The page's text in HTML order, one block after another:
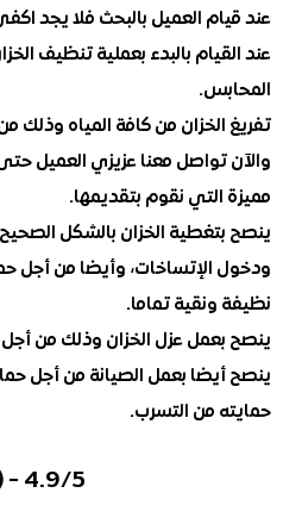
العميل بالبحث فلا يجد اكفئ ولا
بالبدء بعملية تنظيف الخزان
من كافة المياه وذلك من أجل
معنا عزيزي العميل حتى
نقوم بتقديمها.
الخزان بالشكل الصحيح وذلك
وأيضا من أجل حماية
تماما.
عزل الخزان وذلك من أجل حمايته
بعمل الصيانة من أجل حماية
من التسرب.